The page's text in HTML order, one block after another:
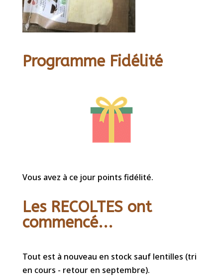
Programme Fidélité
Vous avez à ce jour points fidélité.
Les RECOLTES ont
commencé...
Tout est à nouveau en stock sauf lentilles (tri
en cours - retour en septembre).